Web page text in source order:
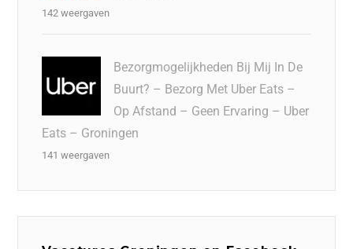
142 weergaven
Bezorgmogelijkheden Bij Mij In De
Buurt? – Bezorg Met Uber Eats –
Op Afstand – Geen Ervaring – Uber
Eats – Groningen
141 weergaven